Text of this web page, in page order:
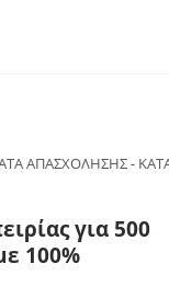
ΑΠΑΣΧΟΛΗΣΗΣ -
για 500
100%